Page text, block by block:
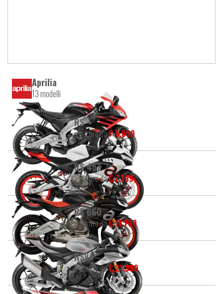
Aprilia
13 modelli
RS
a partire da€ 5.699
RS 457
a partire da€ 7.199
RS 660
a partire da€ 11.799
RSV4
a partire da€ 21.999